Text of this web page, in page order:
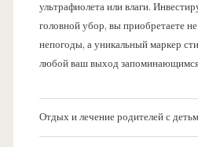
ультрафиолета или влаги.
головной убор, вы приобретаете
непогоды, а уникальный маркер
любой ваш выход
Отдых и лечение родителей с